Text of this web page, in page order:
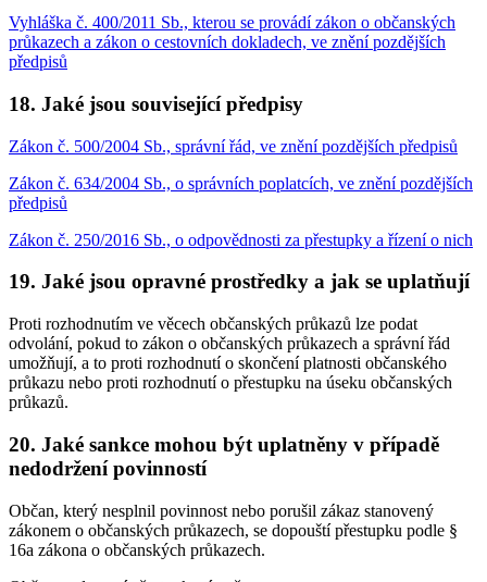
Vyhláška č. 400/2011 Sb., kterou se provádí zákon o občanských
průkazech a zákon o cestovních dokladech, ve znění pozdějších
předpisů
18. Jaké jsou související předpisy
Zákon č. 500/2004 Sb., správní řád, ve znění pozdějších předpisů
Zákon č. 634/2004 Sb., o správních poplatcích, ve znění pozdějších
předpisů
Zákon č. 250/2016 Sb., o odpovědnosti za přestupky a řízení o nich
19. Jaké jsou opravné prostředky a jak se uplatňují
Proti rozhodnutím ve věcech občanských průkazů lze podat
odvolání, pokud to zákon o občanských průkazech a správní řád
umožňují, a to proti rozhodnutí o skončení platnosti občanského
průkazu nebo proti rozhodnutí o přestupku na úseku občanských
průkazů.
20. Jaké sankce mohou být uplatněny v případě
nedodržení povinností
Občan, který nesplnil povinnost nebo porušil zákaz stanovený
zákonem o občanských průkazech, se dopouští přestupku podle §
16a zákona o občanských průkazech.